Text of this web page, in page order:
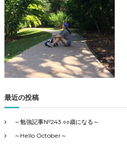
の
4
カ
テ
ゴ
リ
ー
で
最近の投稿
～勉強記事№243 ○○歳になる～
～Hello October～